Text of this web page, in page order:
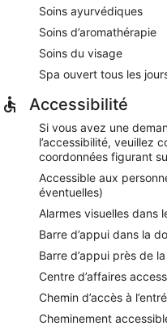
Soins ayurvédiques
Soins d’aromathérapie
Soins du visage
Spa ouvert tous les
Accessibilité
Si vous avez une
l’accessibilité, veuillez
coordonnées figurant
Accessible aux
éventuelles)
Alarmes visuelles dans
Barre d’appui dans la
Barre d’appui près de
Centre d’affaires
Chemin d’accès à
Cheminement